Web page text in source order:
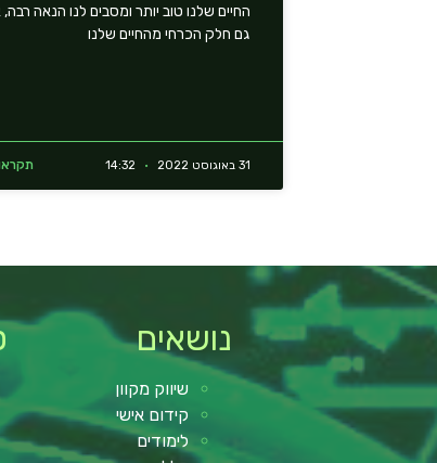
החיים שלנו טוב יותר ומסבים לנו הנאה
גם חלק הכרחי מהחיים שלנו
31 באוגוסט 2022
נושאים
שיווק מקוון
קידום אישי
לימודים